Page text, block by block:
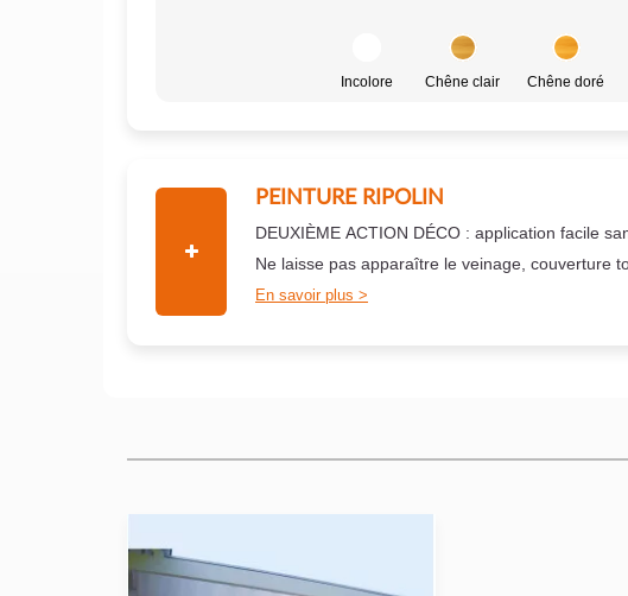
Incolore Chêne clair Chêne doré
PEINTURE RIPOLIN
DEUXIÈME ACTION DÉCO : application facile
Ne laisse pas apparaître le veinage, couverture
En savoir plus